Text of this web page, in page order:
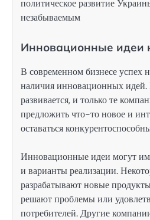
политическое развитие
незабываемым
Инновационные идеи
В современном бизнесе успех
наличия инновационных
развивается, и только те
предложить что-то новое и
оставаться
Инновационные идеи могут
и варианты реализации.
разрабатывают новые
решают проблемы или
потребителей. Другие